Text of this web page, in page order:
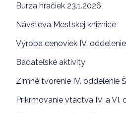
Burza hračiek 23.1.2026
Návšteva Mestskej knižnice
Výroba cenoviek IV.
Bádateľské aktivity
Zimné tvorenie IV. oddelenie
Prikrmovanie vtáctva IV. a VI.